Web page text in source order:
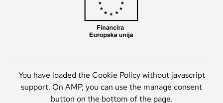
You have loaded the Cookie Policy without javascript
support. On AMP, you can use the manage consent
button on the bottom of the page.